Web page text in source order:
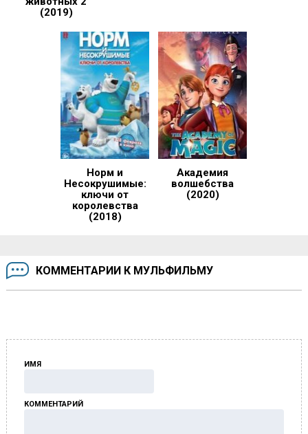
(2019)
Норм и
Несокрушимые:
ключи от
королевства
(2018)
Академия
волшебства
(2020)
КОММЕНТАРИИ К МУЛЬФИЛЬМУ
ИМЯ
КОММЕНТАРИЙ